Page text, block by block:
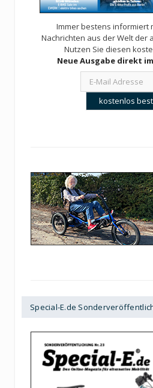
Immer bestens informiert
Nachrichten aus der Welt der
Nutzen Sie diesen
Neue Ausgabe direkt
Special-E.de